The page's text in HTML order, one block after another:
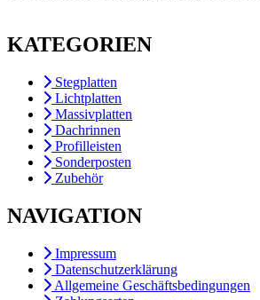
KATEGORIEN
Stegplatten
Lichtplatten
Massivplatten
Dachrinnen
Profilleisten
Sonderposten
Zubehör
NAVIGATION
Impressum
Datenschutzerklärung
Allgemeine Geschäftsbedingungen